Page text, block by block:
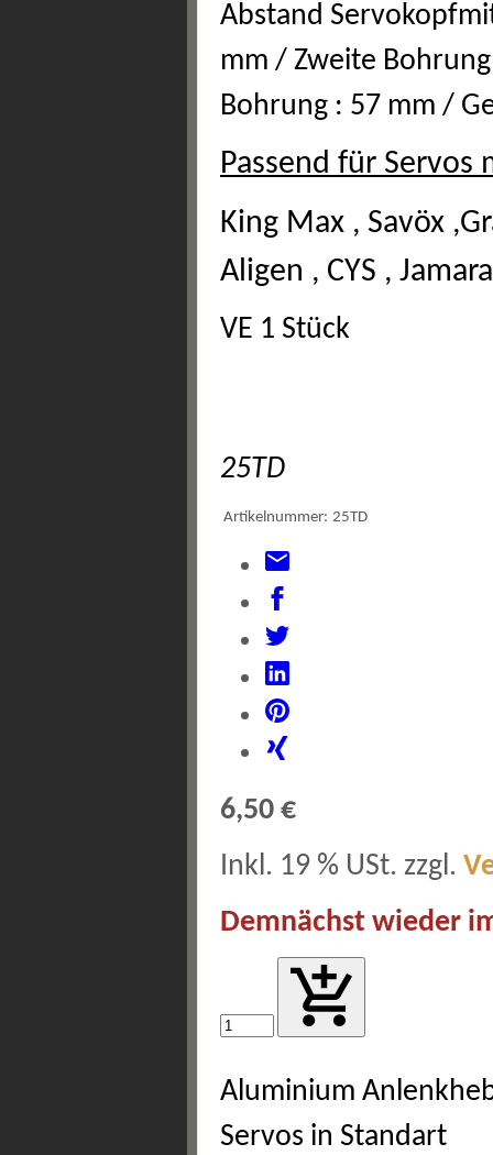
Abstand
mm / Zweite
Bohrung : 57 mm /
Passend für Servos
King Max , Savöx
Aligen , CYS ,
VE 1 Stück
25TD
Artikelnummer: 25TD
6,50 €
Inkl. 19 % USt. zzgl.
Demnächst wieder
Aluminium
Servos in Standart